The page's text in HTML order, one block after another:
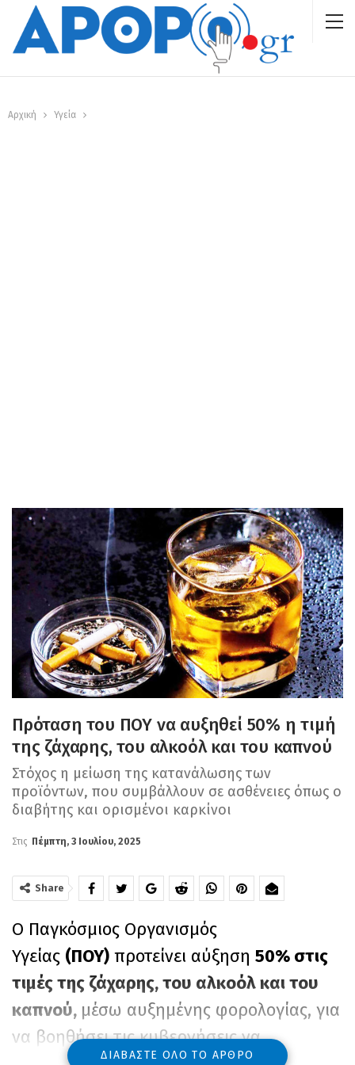
Αρχική Υγεία
Πρόταση του ΠΟΥ να αυξηθεί 50% η τιμή
της ζάχαρης, του αλκοόλ και του καπνού
Στόχος η μείωση της κατανάλωσης των
προϊόντων, που συμβάλλουν σε ασθένειες όπως ο
διαβήτης και ορισμένοι καρκίνοι
Στις Πέμπτη, 3 Ιουλίου, 2025
Share
Ο Παγκόσμιος Οργανισμός
Υγείας (ΠΟΥ) προτείνει αύξηση 50% στις
τιμές της ζάχαρης, του αλκοόλ και του
καπνού, μέσω αυξημένης φορολογίας, για
να βοηθήσει τις κυβερνήσεις να
ΔΙΑΒΆΣΤΕ ΌΛΟ ΤΟ ΆΡΘΡΟ